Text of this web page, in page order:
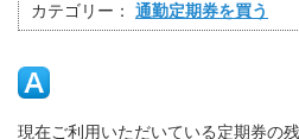
カテゴリー： 通勤定期券を買う
現在ご利用いただいている定期券の